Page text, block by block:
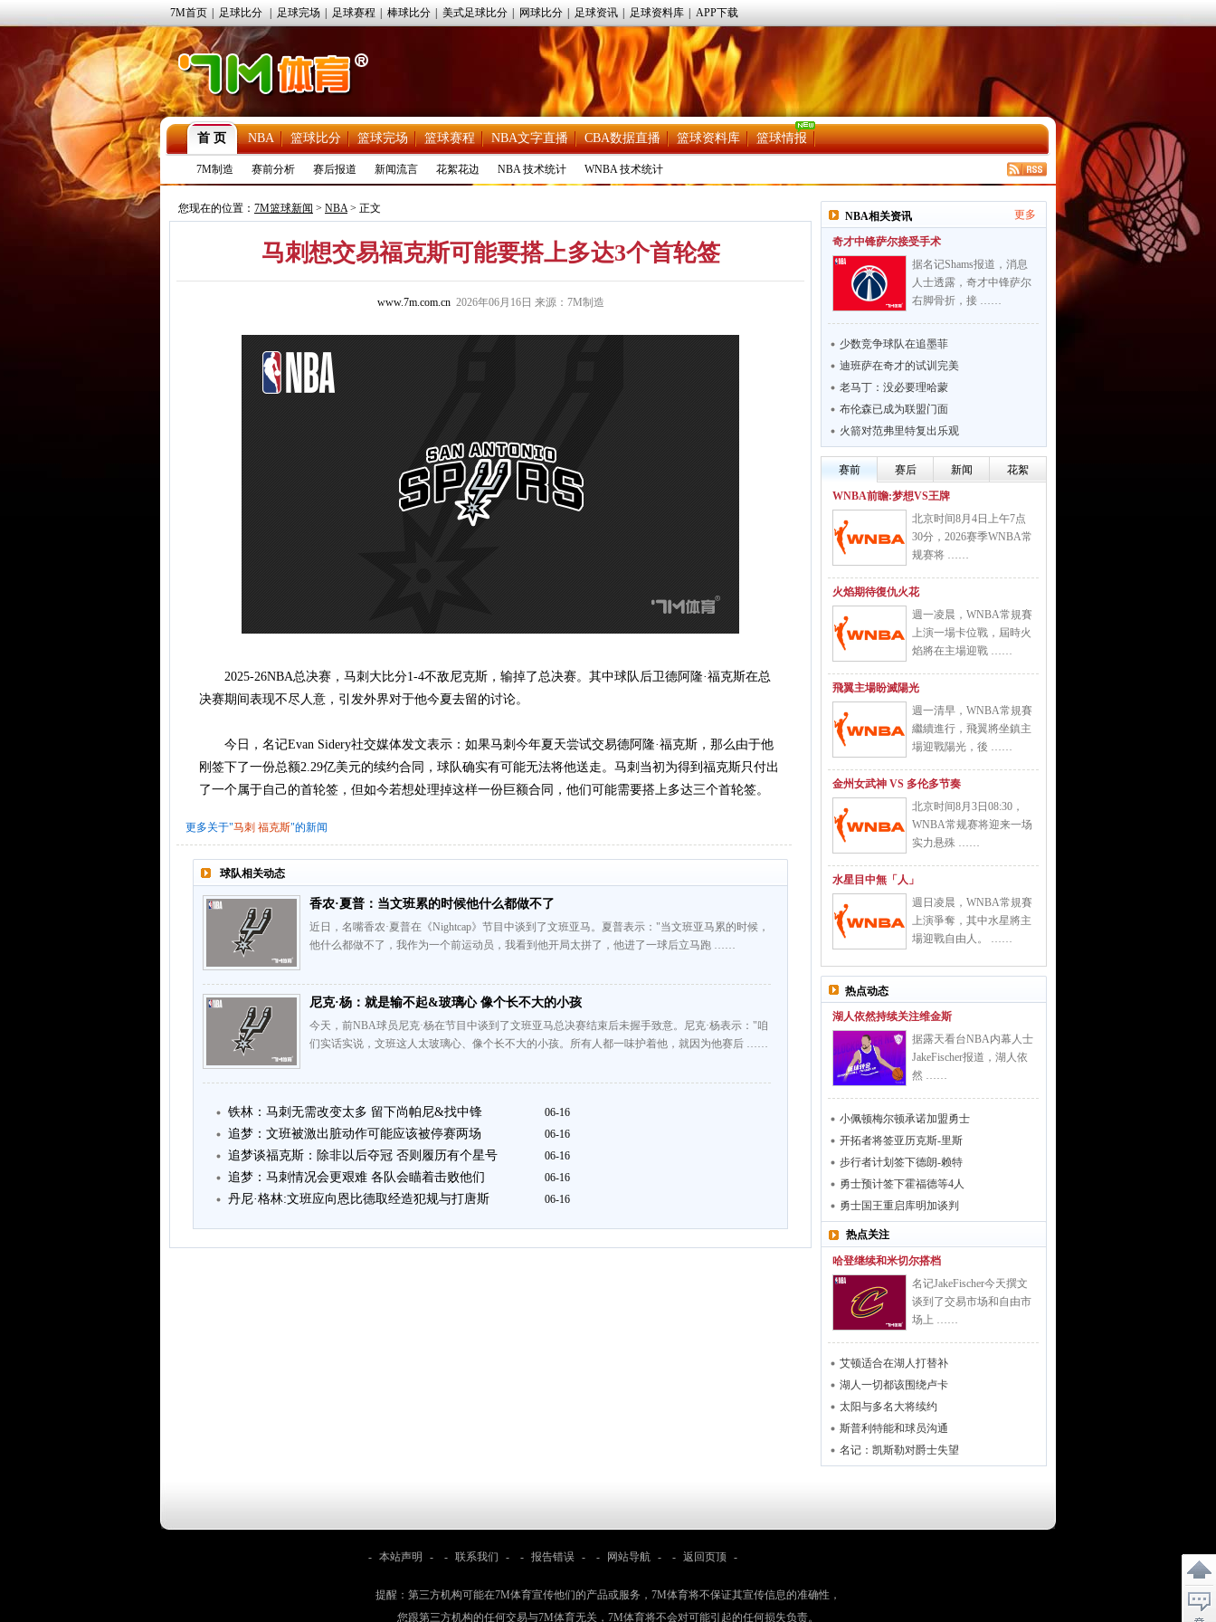
7M首页 足球比分 足球完场 足球赛程 棒球比分 美式足球比分 网球比分 足球资讯 足球资料库 APP下载
首 页 NBA 篮球比分 篮球完场 篮球赛程 NBA文字直播 CBA数据直播 篮球资料库 篮球情报
7M制造 赛前分析 赛后报道 新闻流言 花絮花边 NBA 技术统计 WNBA 技术统计
您现在的位置： 7M篮球新闻 > NBA> 正文
马刺想交易福克斯可能要搭上多达3个首轮签
www.7m.com.cn2026年06月16日 来源：7M制造
2025-26NBA总决赛，马刺大比分1-4不敌尼克斯，输掉了总决赛。其中球队后卫德阿隆·福克斯在总
决赛期间表现不尽人意，引发外界对于他今夏去留的讨论。
今日，名记Evan Sidery社交媒体发文表示：如果马刺今年夏天尝试交易德阿隆·福克斯，那么由于他
刚签下了一份总额2.29亿美元的续约合同，球队确实有可能无法将他送走。马刺当初为得到福克斯只付出
了一个属于自己的首轮签，但如今若想处理掉这样一份巨额合同，他们可能需要搭上多达三个首轮签。
更多关于"马刺 福克斯"的新闻
球队相关动态
香农·夏普：当文班累的时候他什么都做不了
近日，名嘴香农·夏普在《Nightcap》节目中谈到了文班亚马。夏普表示："当文班亚马累的时候，
他什么都做不了，我作为一个前运动员，我看到他开局太拼了，他进了一球后立马跑 ……
尼克·杨：就是输不起&玻璃心 像个长不大的小孩
今天，前NBA球员尼克·杨在节目中谈到了文班亚马总决赛结束后未握手致意。尼克·杨表示："咱
们实话实说，文班这人太玻璃心、像个长不大的小孩。所有人都一味护着他，就因为他赛后 ……
铁林：马刺无需改变太多 留下尚帕尼&找中锋 06-16
追梦：文班被激出脏动作可能应该被停赛两场 06-16
追梦谈福克斯：除非以后夺冠 否则履历有个星号 06-16
追梦：马刺情况会更艰难 各队会瞄着击败他们 06-16
丹尼·格林:文班应向恩比德取经造犯规与打唐斯 06-16
NBA相关资讯 更多
奇才中锋萨尔接受手术
据名记Shams报道，消息
人士透露，奇才中锋萨尔
右脚骨折，接 ……
少数竞争球队在追墨菲
迪班萨在奇才的试训完美
老马丁：没必要理哈蒙
布伦森已成为联盟门面
火箭对范弗里特复出乐观
赛前 赛后 新闻 花絮
WNBA前瞻:梦想VS王牌
北京时间8月4日上午7点
30分，2026赛季WNBA常
规赛将 ……
火焰期待復仇火花
週一凌晨，WNBA常規賽
上演一場卡位戰，屆時火
焰將在主場迎戰 ……
飛翼主場盼滅陽光
週一清早，WNBA常規賽
繼續進行，飛翼將坐鎮主
場迎戰陽光，後 ……
金州女武神 VS 多伦多节奏
北京时间8月3日08:30，
WNBA常规赛将迎来一场
实力悬殊 ……
水星目中無「人」
週日凌晨，WNBA常規賽
上演爭奪，其中水星將主
場迎戰自由人。 ……
热点动态
湖人依然持续关注维金斯
据露天看台NBA内幕人士
JakeFischer报道，湖人依
然 ……
小佩顿梅尔顿承诺加盟勇士
开拓者将签亚历克斯-里斯
步行者计划签下德朗-赖特
勇士预计签下霍福德等4人
勇士国王重启库明加谈判
热点关注
哈登继续和米切尔搭档
名记JakeFischer今天撰文
谈到了交易市场和自由市
场上 ……
艾顿适合在湖人打替补
湖人一切都该围绕卢卡
太阳与多名大将续约
斯普利特能和球员沟通
名记：凯斯勒对爵士失望
- 本站声明 - - 联系我们 - - 报告错误 - - 网站导航 - - 返回页顶 -
提醒：第三方机构可能在7M体育宣传他们的产品或服务，7M体育将不保证其宣传信息的准确性，
您跟第三方机构的任何交易与7M体育无关，7M体育将不会对可能引起的任何损失负责。